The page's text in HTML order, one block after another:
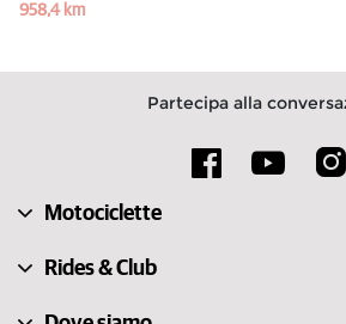
958,4 km
Partecipa alla
Motociclette
Rides & Club